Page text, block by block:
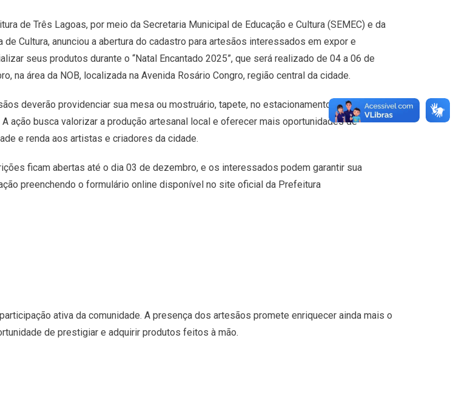
de Três Lagoas, por meio da Secretaria Municipal de Educação e Cultura (SEMEC) e da
de Cultura, anunciou a abertura do cadastro para artesãos interessados em expor e
seus produtos durante o “Natal Encantado 2025”, que será realizado de 04 a 06 de
na área da NOB, localizada na Avenida Rosário Congro, região central da cidade.
deverão providenciar sua mesa ou mostruário, tapete, no estacionamento lateral do
ação busca valorizar a produção artesanal local e oferecer mais oportunidades de
e renda aos artistas e criadores da cidade.
ficam abertas até o dia 03 de dezembro, e os interessados podem garantir sua
preenchendo o formulário online disponível no site oficial da Prefeitura
ativa da comunidade. A presença dos artesãos promete enriquecer ainda mais o
de prestigiar e adquirir produtos feitos à mão.